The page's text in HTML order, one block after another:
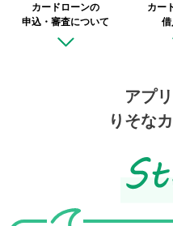
カードローンの
申込・審査について
カー
アプ
りそな